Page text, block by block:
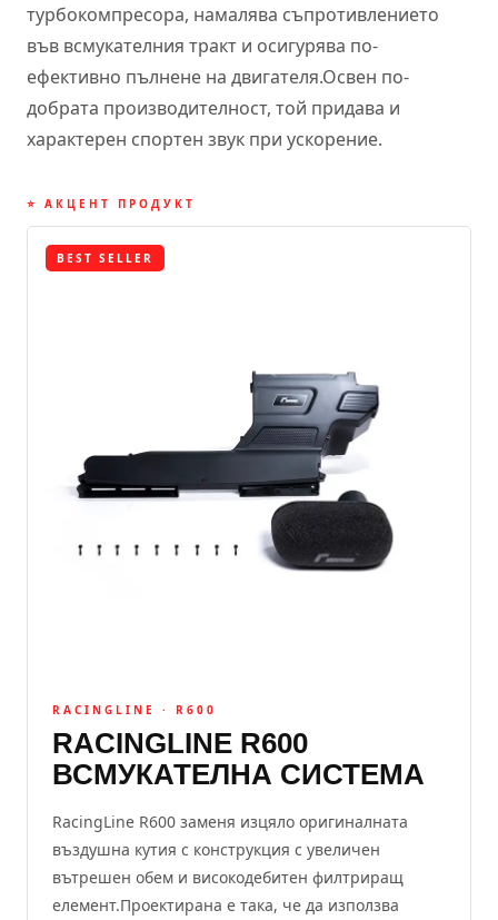
турбокомпресора, намалява съпротивлението
във всмукателния тракт и осигурява по-
ефективно пълнене на двигателя.Освен по-
добрата производителност, той придава и
характерен спортен звук при ускорение.
⭐ АКЦЕНТ ПРОДУКТ
RACINGLINE · R600
RACINGLINE R600
ВСМУКАТЕЛНА СИСТЕМА
RacingLine R600 заменя изцяло оригиналната
въздушна кутия с конструкция с увеличен
вътрешен обем и високодебитен филтриращ
елемент.Проектирана е така, че да използва